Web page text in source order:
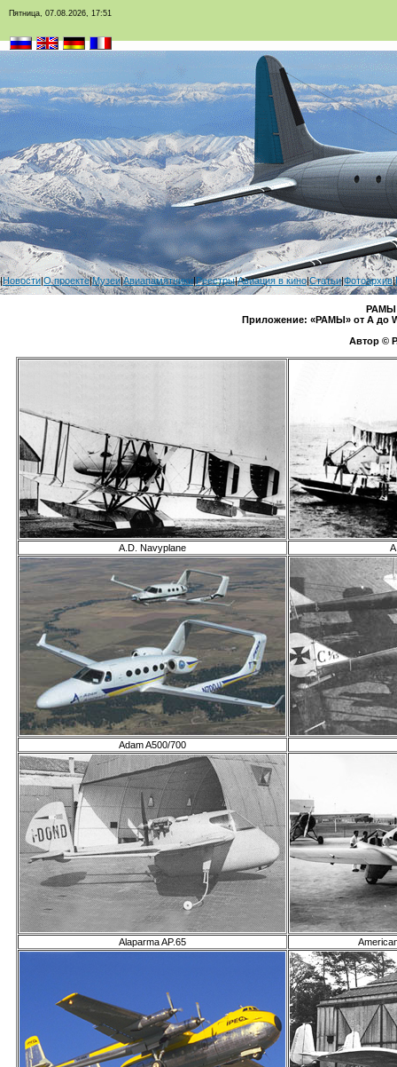
Пятница, 07.08.2026, 17:51
|Новости|О проекте|Музеи|Авиапамятники|Реестры|Авиация в кино|Статьи|Фотоархив|
РАМЫ
Приложение: «РАМЫ» от А до
Автор ©
A.D. Navyplane
Adam A500/700
Alaparma AP.65